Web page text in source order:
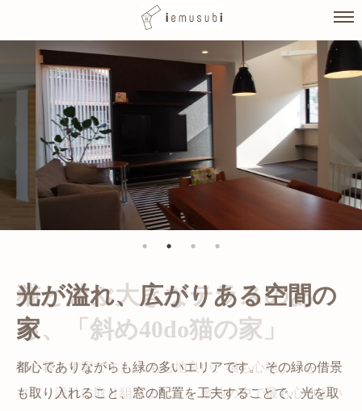
content
猫と暮らす家です。 人も心地良い、猫も心地よいをテー
マに、設計に取り組みました。 敷地の中で最も心地よい
光が溢れ、広がりある空間の
家
都心でありながらも緑の多いエリアです。 その緑の借景
も取り入れること、窓の配置を工夫することで、光を取
自然の中の岩山を切り開いて造った、ワイルドなゲスト
ハウスをイメージした空間が広がる都市型住宅です。
かつての機織り工場が、その趣を残しつつ孫世帯の住居
へと蘇りました。